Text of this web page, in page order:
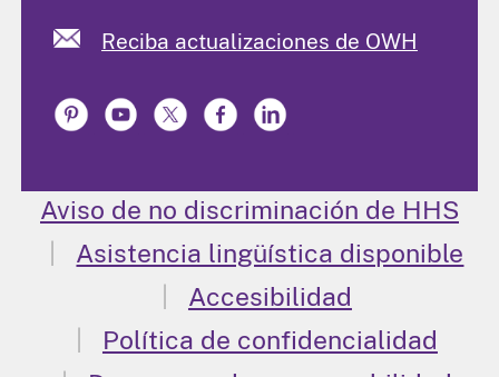
Reciba actualizaciones de OWH
Aviso de no discriminación de HHS
Asistencia lingüística disponible
Accesibilidad
Política de confidencialidad